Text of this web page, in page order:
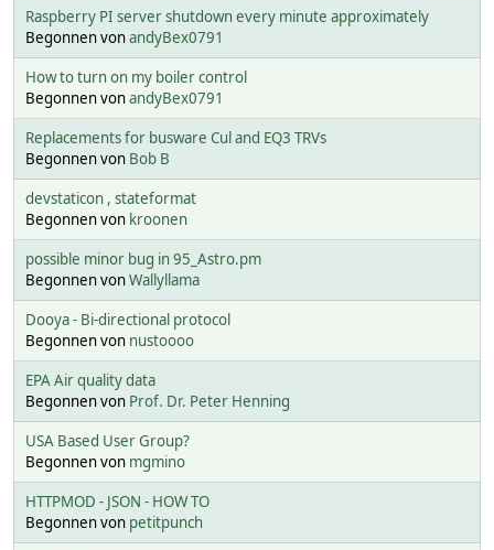
Raspberry PI server shutdown every minute approximately
Begonnen vonandyBex0791
How to turn on my boiler control
Begonnen vonandyBex0791
Replacements for busware Cul and EQ3 TRVs
Begonnen von Bob B
devstaticon , stateformat
Begonnen von kroonen
possible minor bug in 95_Astro.pm
Begonnen vonWallyllama
Dooya - Bi-directional protocol
Begonnen von nustoooo
EPA Air quality data
Begonnen von Prof. Dr. Peter Henning
USA Based User Group?
Begonnen von mgmino
HTTPMOD - JSON - HOW TO
Begonnen von petitpunch